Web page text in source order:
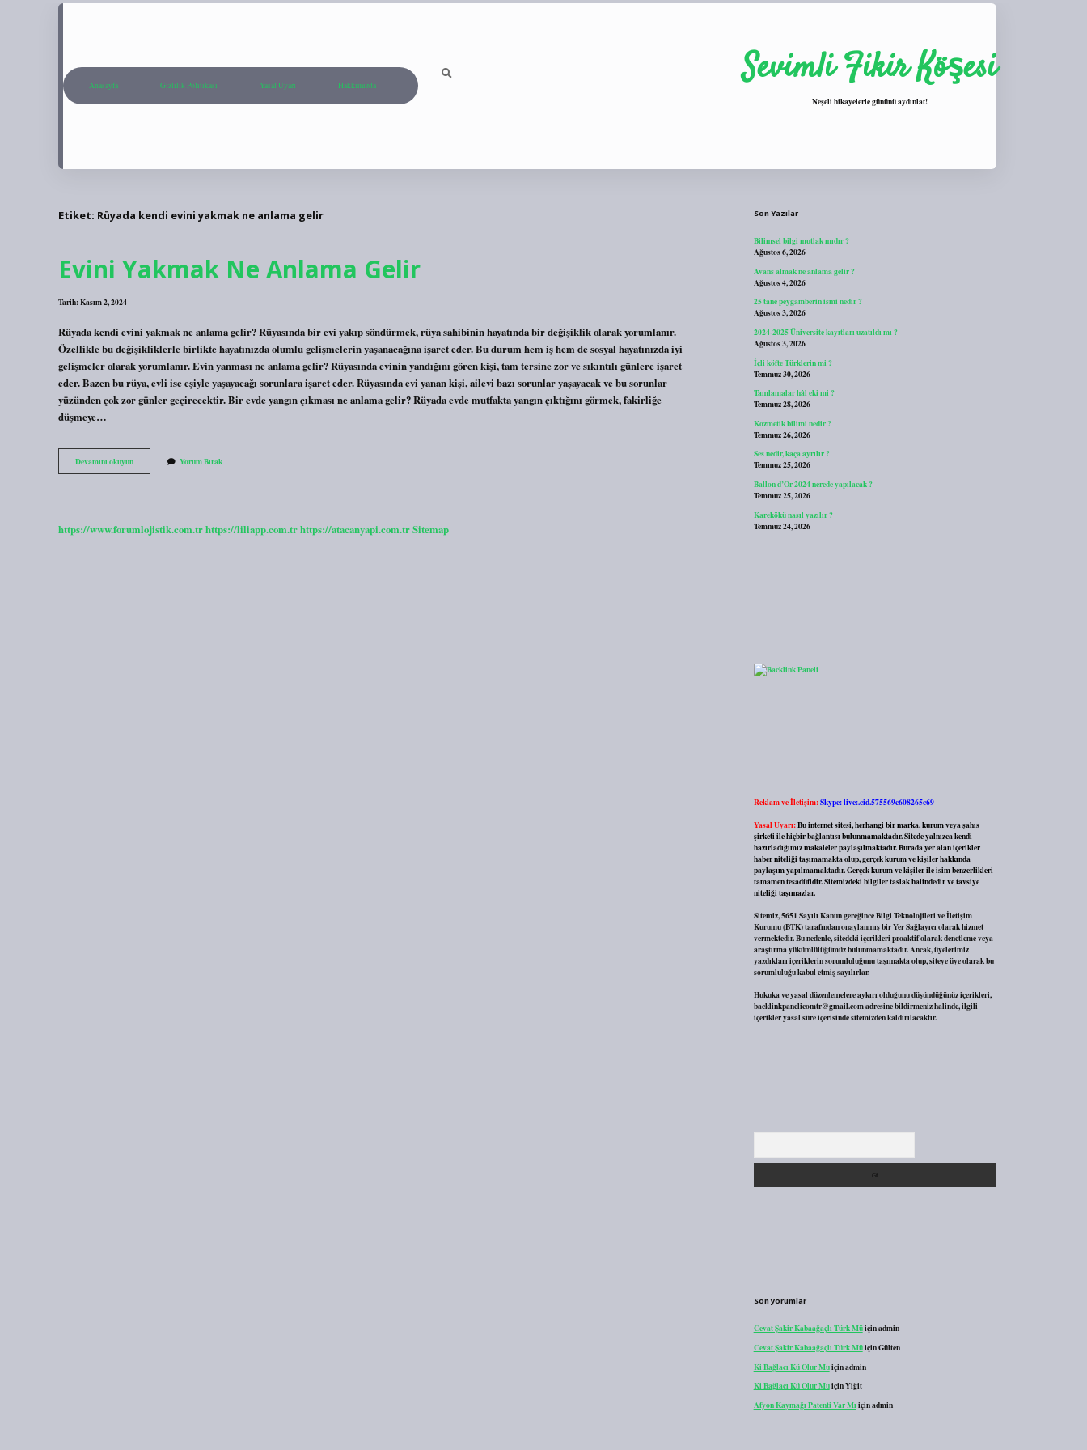
Anasayfa Gizlilik Politikası Yasal Uyarı Hakkımızda Sevimli Fikir Köşesi
Neşeli hikayelerle gününü aydınlat!
Etiket: Rüyada kendi evini yakmak ne anlama gelir
Evini Yakmak Ne Anlama Gelir
Tarih: Kasım 2, 2024
Rüyada kendi evini yakmak ne anlama gelir? Rüyasında bir evi yakıp söndürmek, rüya sahibinin hayatında bir değişiklik olarak yorumlanır.
Özellikle bu değişikliklerle birlikte hayatınızda olumlu gelişmelerin yaşanacağına işaret eder. Bu durum hem iş hem de sosyal hayatınızda iyi
gelişmeler olarak yorumlanır. Evin yanması ne anlama gelir? Rüyasında evinin yandığını gören kişi, tam tersine zor ve sıkıntılı günlere işaret
eder. Bazen bu rüya, evli ise eşiyle yaşayacağı sorunlara işaret eder. Rüyasında evi yanan kişi, ailevi bazı sorunlar yaşayacak ve bu sorunlar
yüzünden çok zor günler geçirecektir. Bir evde yangın çıkması ne anlama gelir? Rüyada evde mutfakta yangın çıktığını görmek, fakirliğe
düşmeye…
Devamını okuyunEvini
Yakmak
Yorum Bırak
https://www.forumlojistik.com.trhttps://liliapp.com.trhttps://atacanyapi.com.trSitemap
Son Yazılar
Bilimsel bilgi mutlak mıdır ?
Ağustos 6, 2026
Avans almak ne anlama gelir ?
Ağustos 4, 2026
25 tane peygamberin ismi nedir ?
Ağustos 3, 2026
2024-2025 Üniversite kayıtları uzatıldı mı ?
Ağustos 3, 2026
İçli köfte Türklerin mi ?
Temmuz 30, 2026
Tamlamalar hâl eki mi ?
Temmuz 28, 2026
Kozmetik bilimi nedir ?
Temmuz 26, 2026
Ses nedir, kaça ayrılır ?
Temmuz 25, 2026
Ballon d’Or 2024 nerede yapılacak ?
Temmuz 25, 2026
Karekökü nasıl yazılır ?
Temmuz 24, 2026
Reklam ve İletişim:Skype: live:.cid.575569c608265c69
Yasal Uyarı:Bu internet sitesi, herhangi bir marka, kurum veya şahıs
şirketi ile hiçbir bağlantısı bulunmamaktadır. Sitede yalnızca kendi
hazırladığımız makaleler paylaşılmaktadır. Burada yer alan içerikler
haber niteliği taşımamakta olup, gerçek kurum ve kişiler hakkında
paylaşım yapılmamaktadır. Gerçek kurum ve kişiler ile isim benzerlikleri
tamamen tesadüfidir. Sitemizdeki bilgiler taslak halindedir ve tavsiye
niteliği taşımazlar.
Sitemiz, 5651 Sayılı Kanun gereğince Bilgi Teknolojileri ve İletişim
Kurumu (BTK) tarafından onaylanmış bir Yer Sağlayıcı olarak hizmet
vermektedir. Bu nedenle, sitedeki içerikleri proaktif olarak denetleme veya
araştırma yükümlülüğümüz bulunmamaktadır. Ancak, üyelerimiz
yazdıkları içeriklerin sorumluluğunu taşımakta olup, siteye üye olarak bu
sorumluluğu kabul etmiş sayılırlar.
Hukuka ve yasal düzenlemelere aykırı olduğunu düşündüğünüz içerikleri,
backlinkpanelicomtr@gmail.comadresine bildirmeniz halinde, ilgili
içerikler yasal süre içerisinde sitemizden kaldırılacaktır.
Son yorumlar
Cevat Şakir Kabaağaçlı Türk Müiçinadmin
Cevat Şakir Kabaağaçlı Türk MüiçinGülten
Ki Bağlacı Kü Olur Muiçinadmin
Ki Bağlacı Kü Olur MuiçinYiğit
Afyon Kaymağı Patenti Var Mıiçinadmin